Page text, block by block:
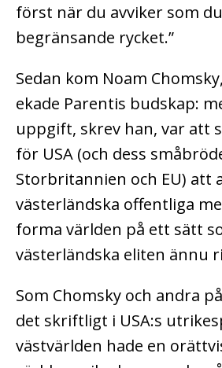
först när du avviker som
begränsande rycket.”
Sedan kom Noam
ekade Parentis budskap:
uppgift, skrev han, var att
för USA (och dess
Storbritannien och EU) att
västerländska offentliga
forma världen på ett sätt
västerländska eliten ännu
Som Chomsky och andra
det skriftligt i USA:s
västvärlden hade en